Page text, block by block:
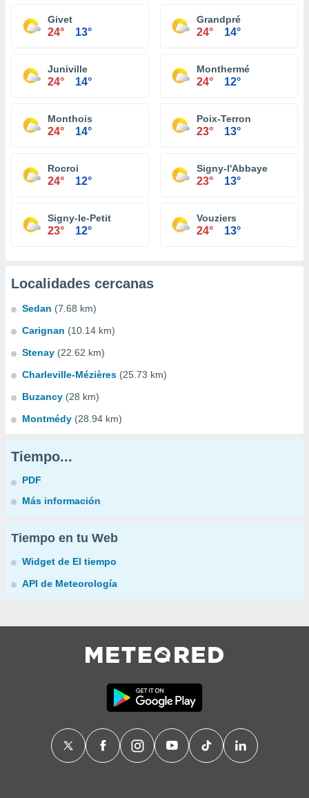
Givet
24° 13°
Grandpré
24° 14°
Juniville
24° 14°
Monthermé
24° 12°
Monthois
24° 14°
Poix-Terron
23° 13°
Rocroi
24° 12°
Signy-l'Abbaye
23° 13°
Signy-le-Petit
23° 12°
Vouziers
24° 13°
Localidades cercanas
Sedan (7.68 km)
Carignan (10.14 km)
Stenay (22.62 km)
Charleville-Mézières (25.73 km)
Buzancy (28 km)
Montmédy (28.94 km)
Tiempo...
PDF
Más información
Tiempo en tu Web
Widget de El tiempo
API de Meteorología